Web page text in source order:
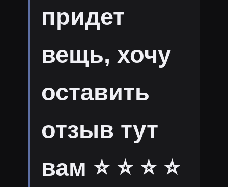
придет
вещь, хочу
оставить
отзыв тут
вам ⭐ ⭐ ⭐ ⭐